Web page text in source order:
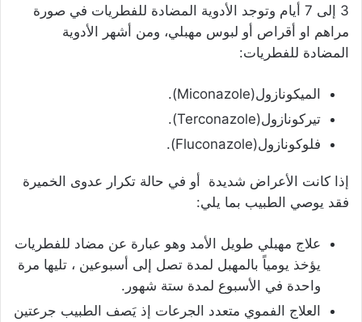
3 إلى 7 أيام وتوجد الأدوية المضادة للفطريات في صورة
مراهم او أقراص أو لبوس مهبلي، ومن أشهر الأدوية
المضادة للفطريات:
الميكونازول(Miconazole).
تيركونازول(Terconazole).
فلوكونازول(Fluconazole).
إذا كانت الأعراض شديدة أو في حالة تكرار عدوى الخميرة
فقد يوصي الطبيب بما يلي:
علاج مهبلي طويل الأمد وهو عبارة عن مضاد للفطريات
يؤخذ يومياً بالمهبل لمدة تصل إلى أسبوعين ، تليها مرة
واحدة في الأسبوع لمدة ستة شهور.
العلاج الفموي متعدد الجرعات إذ يَصف الطبيب جرعتين